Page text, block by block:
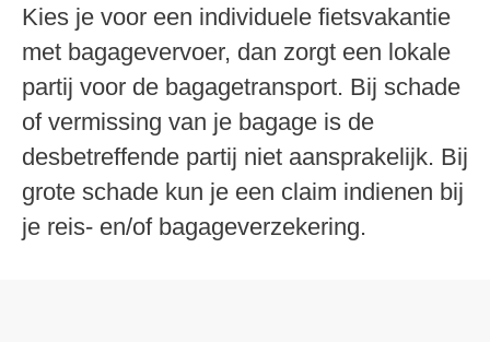
Kies je voor een individuele fietsvakantie
met bagagevervoer, dan zorgt een lokale
partij voor de bagagetransport. Bij schade
of vermissing van je bagage is de
desbetreffende partij niet aansprakelijk. Bij
grote schade kun je een claim indienen bij
je reis- en/of bagageverzekering.